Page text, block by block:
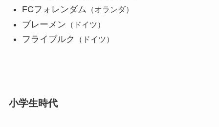
FCフォレンダム （オランダ）
ブレーメン （ドイツ）
フライブルク （ドイツ）
小学生時代